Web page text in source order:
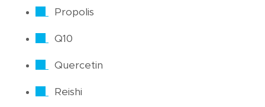
Propolis
Q10
Quercetin
Reishi